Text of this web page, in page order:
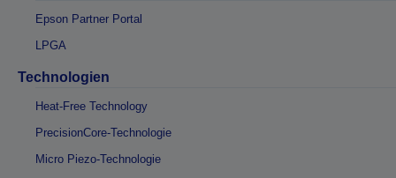
Epson Partner Portal
LPGA
Technologien
Heat-Free Technology
PrecisionCore-Technologie
Micro Piezo-Technologie